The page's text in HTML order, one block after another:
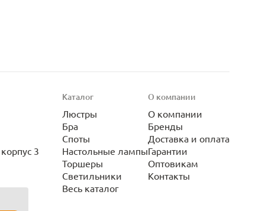
3
Каталог
Люстры
Бра
Споты
Настольные лампы
Торшеры
Светильники
Весь каталог
О компании
О компании
Бренды
Доставка и оплата
Гарантии
Оптовикам
Контакты